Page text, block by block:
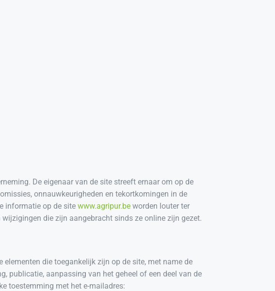
De eigenaar van de site streeft ernaar om op de
onnauwkeurigheden en tekortkomingen in de
informatie op de site www.agripur.be worden louter ter
die zijn aangebracht sinds ze online zijn gezet.
die toegankelijk zijn op de site, met name de
publicatie, aanpassing van het geheel of een deel van de
toestemming met het e-mailadres: